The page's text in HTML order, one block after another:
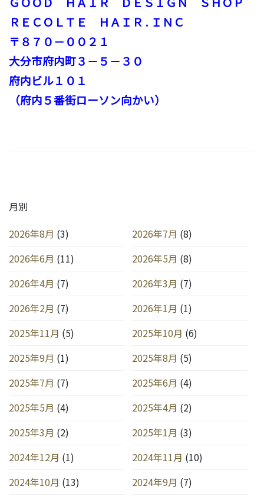
ＲＥＣＯＬＴＥ ＨＡＩＲ . ＩＮＣ
〒８７０－００２１
大分市府内町３－５－３０
府内ビル１０１
（府内５番街ローソン向かい）
月別
2026年8月 (3) 2026年7月 (8)
2026年6月 (11) 2026年5月 (8)
2026年4月 (7) 2026年3月 (7)
2026年2月 (7) 2026年1月 (1)
2025年11月 (5) 2025年10月 (6)
2025年9月 (1) 2025年8月 (5)
2025年7月 (7) 2025年6月 (4)
2025年5月 (4) 2025年4月 (2)
2025年3月 (2) 2025年1月 (3)
2024年12月 (1) 2024年11月 (10)
2024年10月 (13) 2024年9月 (7)